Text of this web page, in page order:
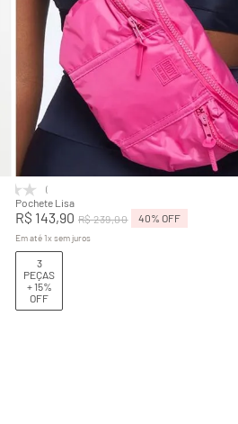
Adicionar na sacola
(0)
Pochete Lisa
R$ 143,90 R$239,00 40% OFF
Em até 1xsem juros
3
PEÇAS
+ 15%
OFF